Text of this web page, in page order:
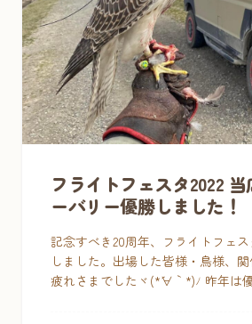
フライトフェスタ2022
ーバリー優勝しました！
記念すべき20周年、フライトフェス
しました。出場した皆様・鳥様、
疲れさまでしたヾ(*´∀｀*)ﾉ 昨年は